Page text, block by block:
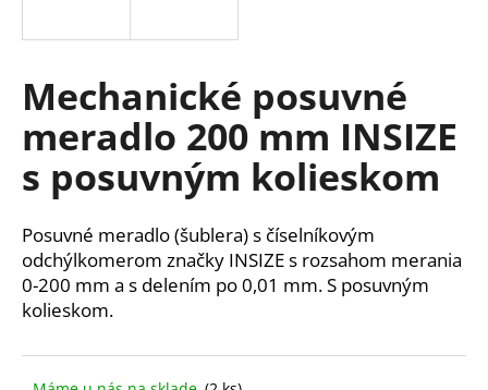
Mechanické posuvné
meradlo 200 mm INSIZE
s posuvným kolieskom
Posuvné meradlo (šublera) s číselníkovým
odchýlkomerom značky INSIZE s rozsahom merania
0-200 mm a s delením po 0,01 mm. S posuvným
kolieskom.
s
ť
?
HĽADAŤ
O